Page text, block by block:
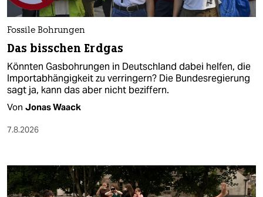
Fossile Bohrungen
Das bisschen Erdgas
Könnten Gasbohrungen in Deutschland dabei helfen, die
Importabhängigkeit zu verringern? Die Bundesregierung
sagt ja, kann das aber nicht beziffern.
Von Jonas Waack
7.8.2026